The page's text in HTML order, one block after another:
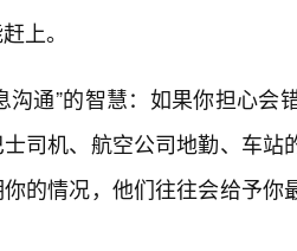
上。
沟通”的智慧：如果你担心
司机、航空公司地勤、车
的情况，他们往往会给予